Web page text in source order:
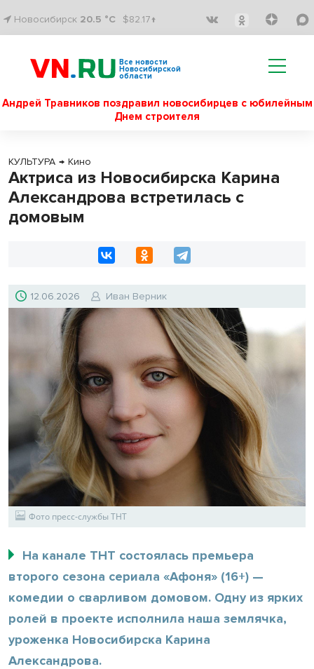
Новосибирск 20.5 °C $82.17↑
Все новости
Новосибирской
области
Андрей Травников поздравил новосибирцев с юбилейным
Днем строителя
КУЛЬТУРА → Кино
Актриса из Новосибирска Карина
Александрова встретилась с
домовым
12.06.2026 Иван Верник
Фото пресс-службы ТНТ
На канале ТНТ состоялась премьера
второго сезона сериала «Афоня» (16+) —
комедии о сварливом домовом. Одну из ярких
ролей в проекте исполнила наша землячка,
уроженка Новосибирска Карина
Александрова.